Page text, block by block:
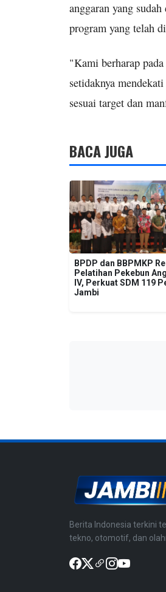
anggaran yang
program yang telah
"Kami berharap
setidaknya
sesuai target dan
BACA JUGA
BPDP dan BBPMKP
Pelatihan Pekebun
IV, Perkuat SDM 119
Jambi
Berita Indonesia terkini
tekno, otomotif, dan